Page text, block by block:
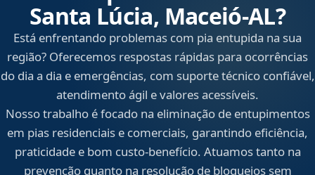
Santa Lúcia, Maceió‑AL?
Está enfrentando problemas com pia entupida na sua
região? Oferecemos respostas rápidas para ocorrências
do dia a dia e emergências, com suporte técnico confiável,
atendimento ágil e valores acessíveis.
Nosso trabalho é focado na eliminação de entupimentos
em pias residenciais e comerciais, garantindo eficiência,
praticidade e bom custo-benefício. Atuamos tanto na
prevenção quanto na resolução de bloqueios sem